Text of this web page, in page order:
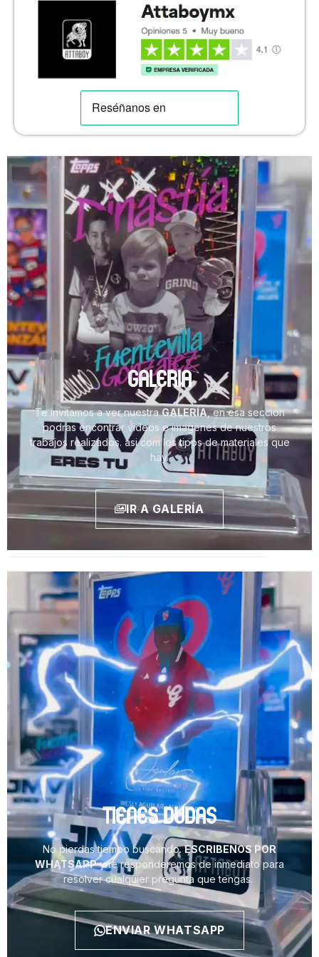
GALERIA
Te invitamos a ver nuestraGALERÍA, en esa seccion
podras encontrar videos e imagenes de nuestros
trabajos realizados. asi com los tipos de materiales que
hay.
IR A GALERÍA
TIENES DUDAS
No pierdas tiempo buscando.ESCRIBENOS POR
WHATSAPPy te responderemos de inmediato para
resolver cualquier pregunta que tengas.
ENVIAR WHATSAPP